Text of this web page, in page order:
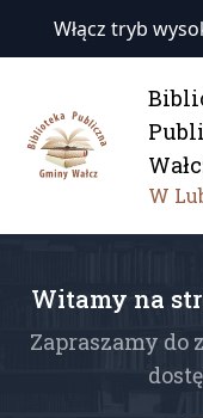
Włącz tryb
W
Witamy na
Zapraszamy do